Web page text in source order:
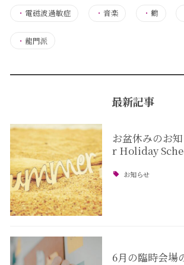
・ 電磁波過敏症 ・音楽 ・鶴
・ 龍門派
最新記事
お盆休みのお
r Holiday
お知らせ
6月の臨時会場